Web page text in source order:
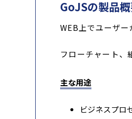
GoJSの製品
WEB上でユーザ
フローチャート、
主な用途
ビジネスプロ